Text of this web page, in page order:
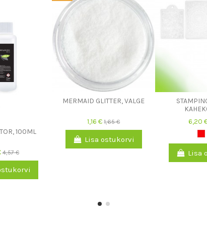
100ML
4,57 €
MERMAID GLITTER, VALGE
1,16 €1,65 €
Lisa ostukorvi
6,20
Lisa